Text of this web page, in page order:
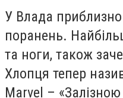
У Влада
поранень.
та ноги, також
Хлопця тепер
Marvel –